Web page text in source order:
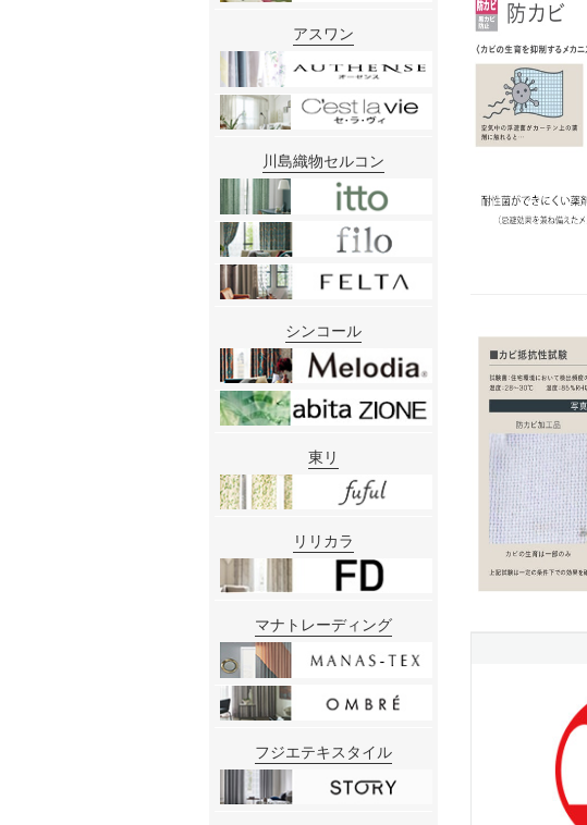
アスワン
川島織物セルコン
シンコール
東リ
リリカラ
マナトレーディング
フジエテキスタイル